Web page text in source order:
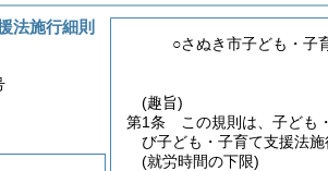
○さぬき市子ども・子
(趣旨)
第1条
この規則は、子ども
び子ども・子育て支援法施
(就労時間の下限)
法施行細則